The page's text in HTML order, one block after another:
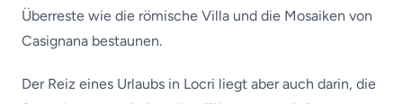
Überreste wie die römische Villa und die Mosaiken von
Casignana bestaunen.
Der Reiz eines Urlaubs in Locri liegt aber auch darin, die